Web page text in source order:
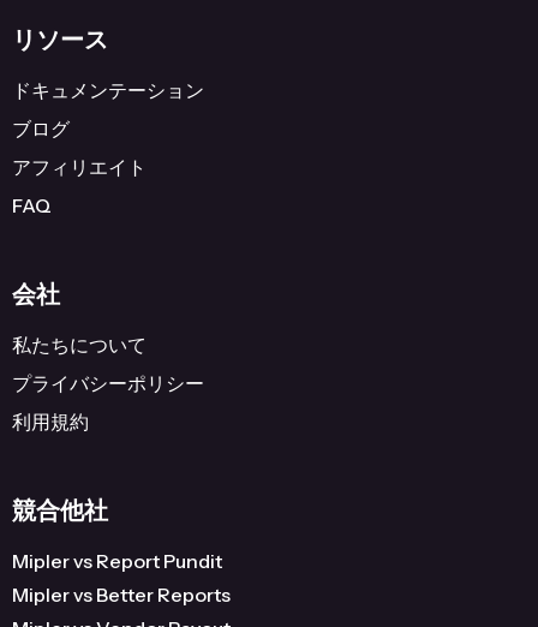
リソース
ドキュメンテーション
ブログ
アフィリエイト
FAQ
会社
私たちについて
プライバシーポリシー
利用規約
競合他社
Mipler vs Report Pundit
Mipler vs Better Reports